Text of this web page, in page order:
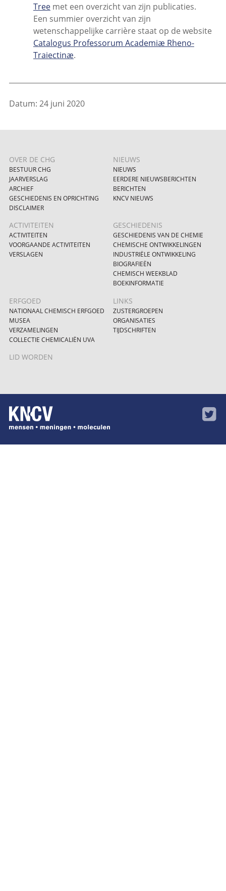
Treemet een overzicht van zijn publicaties.
Een summier overzicht van zijn
wetenschappelijke carrière staat op de website
Catalogus Professorum Academiæ Rheno-
Traiectinæ.
Datum: 24 juni 2020
OVER DE CHG
BESTUUR CHG
JAARVERSLAG
ARCHIEF
GESCHIEDENIS EN OPRICHTING
DISCLAIMER
NIEUWS
NIEUWS
EERDERE NIEUWSBERICHTEN
BERICHTEN
KNCV NIEUWS
ACTIVITEITEN
ACTIVITEITEN
VOORGAANDE ACTIVITEITEN
VERSLAGEN
GESCHIEDENIS
GESCHIEDENIS VAN DE CHEMIE
CHEMISCHE ONTWIKKELINGEN
INDUSTRIËLE ONTWIKKELING
BIOGRAFIEËN
CHEMISCH WEEKBLAD
BOEKINFORMATIE
ERFGOED
NATIONAAL CHEMISCH ERFGOED
MUSEA
VERZAMELINGEN
COLLECTIE CHEMICALIËN UVA
LINKS
ZUSTERGROEPEN
ORGANISATIES
TIJDSCHRIFTEN
LID WORDEN